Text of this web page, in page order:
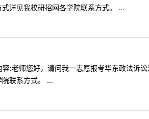
详见我校研招网各学院联系方式。 ...
师您好，请问我一志愿报考华东政法诉
联系方式。 ...